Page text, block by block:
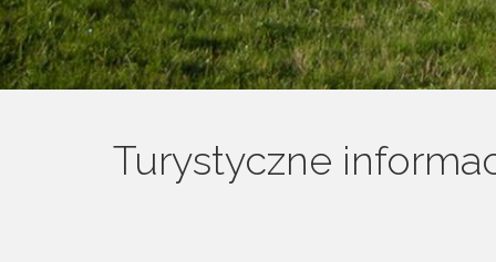
Turystyczne